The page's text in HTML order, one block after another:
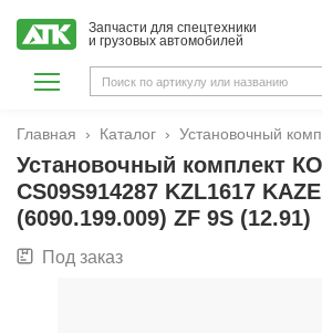
Запчасти для спецтехники
и грузовых автомобилей
Главная Каталог Установочный комплект КОМ CS09S914287
Установочный комплект
CS09S914287 KZL1617
(6090.199.009) ZF 9S (12.91)
Под заказ